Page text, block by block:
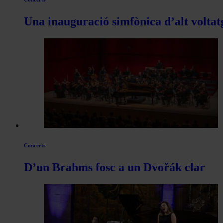
Una inauguració simfònica d’alt
Concerts
D’un Brahms fosc a un Dvořák clar